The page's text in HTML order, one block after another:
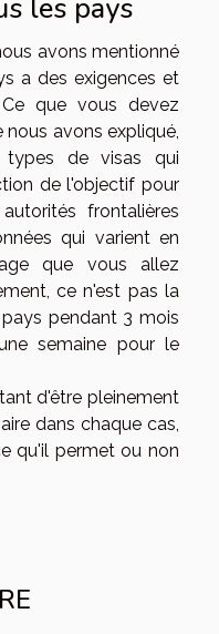
les pays
avons mentionné
a des exigences et
que vous devez
avons expliqué,
types de visas qui
de l'objectif pour
frontalières
qui varient en
que vous allez
ce n'est pas la
pendant 3 mois
semaine pour le
d'être pleinement
dans chaque cas,
qu'il permet ou non